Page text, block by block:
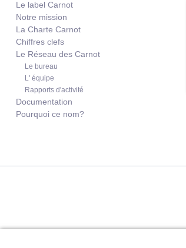
Le label Carnot
Notre mission
La Charte Carnot
Chiffres clefs
Le Réseau des Carnot
Le bureau
L' équipe
Rapports d'activité
Documentation
Pourquoi ce nom?